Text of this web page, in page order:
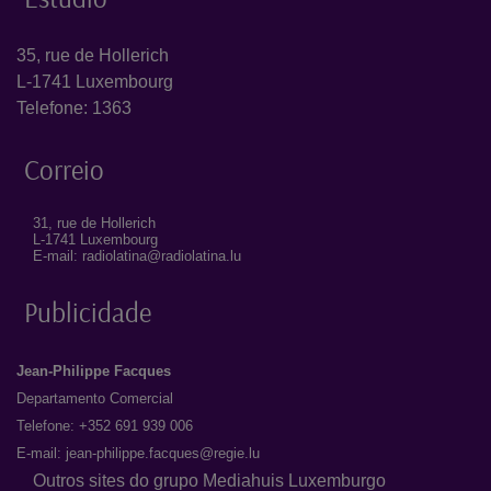
35, rue de Hollerich
L-1741 Luxembourg
Telefone: 1363
Correio
31, rue de Hollerich
L-1741 Luxembourg
E-mail: radiolatina@radiolatina.lu
Publicidade
Jean-Philippe Facques
Departamento Comercial
Telefone: +352 691 939 006
E-mail: jean-philippe.facques@regie.lu
Outros sites do grupo Mediahuis Luxemburgo